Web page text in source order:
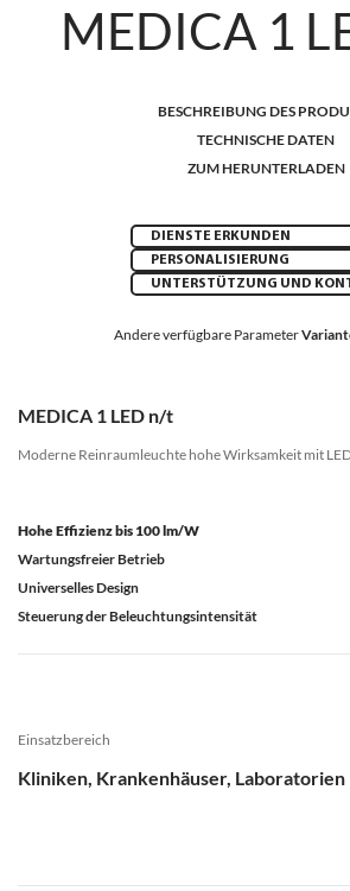
MEDICA 1
BESCHREIBUNG DES
TECHNISCHE DATEN
ZUM HERUNTERLADEN
DIENSTE ERKUNDEN
PERSONALISIERUNG
UNTERSTÜTZUNG UND
Andere verfügbare Parameter
MEDICA 1 LED n/t
Moderne Reinraumleuchte hohe Wirksamkeit mit
Hohe Effizienz bis 100 lm/W
Wartungsfreier Betrieb
Universelles Design
Steuerung der Beleuchtungsintensität
Einsatzbereich
Kliniken, Krankenhäuser, Laboratorien